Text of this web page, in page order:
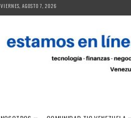
VIERNES, AGOSTO 7, 2026